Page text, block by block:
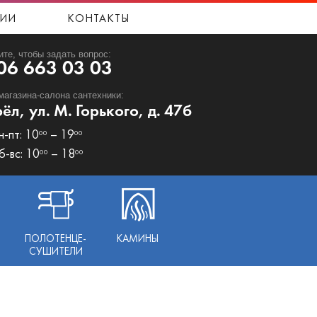
КОНТАКТЫ
чтобы задать вопрос:
663 03 03
салона сантехники:
ул. М. Горького, д. 47б
пт: 1000 – 1900
вс: 1000 – 1800
ПОЛОТЕНЦЕ-
СУШИТЕЛИ
КАМИНЫ